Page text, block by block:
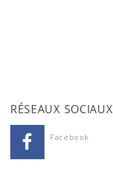
RÉSEAUX SOCIAUX
Facebook